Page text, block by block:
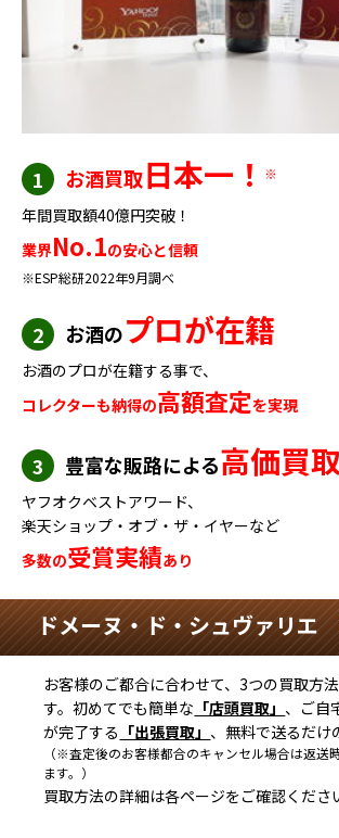
1 お酒買取日本一！ ※
年間買取額40億円突破！
業界No.1の安心と信頼
※ESP総研2022年9月調べ
2 お酒のプロが在籍
お酒のプロが在籍する事で、
コレクターも納得の高額査定を実現
3 豊富な販路による高価買取
ヤフオクベストアワード、
楽天ショップ・オブ・ザ・イヤーなど
多数の受賞実績あり
ドメーヌ・ド・シュヴァリエ
お客様のご都合に合わせて、3つの買取方
す。初めてでも簡単な 「店頭買取」 、ご自
が完了する 「出張買取」 、無料で送るだけ
（※査定後のお客様都合のキャンセル場合は返送
ます。）
買取方法の詳細は各ページをご確認くださ